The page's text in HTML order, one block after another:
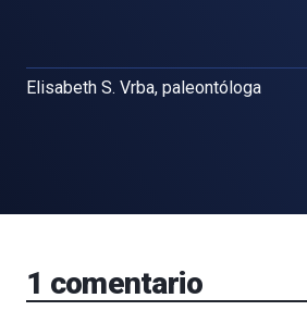
Elisabeth S. Vrba, paleontóloga
1 comentario